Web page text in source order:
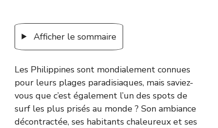
Afficher le sommaire
Les Philippines sont mondialement connues
pour leurs plages paradisiaques, mais saviez-
vous que c’est également l’un des spots de
surf les plus prisés au monde ? Son ambiance
décontractée, ses habitants chaleureux et ses